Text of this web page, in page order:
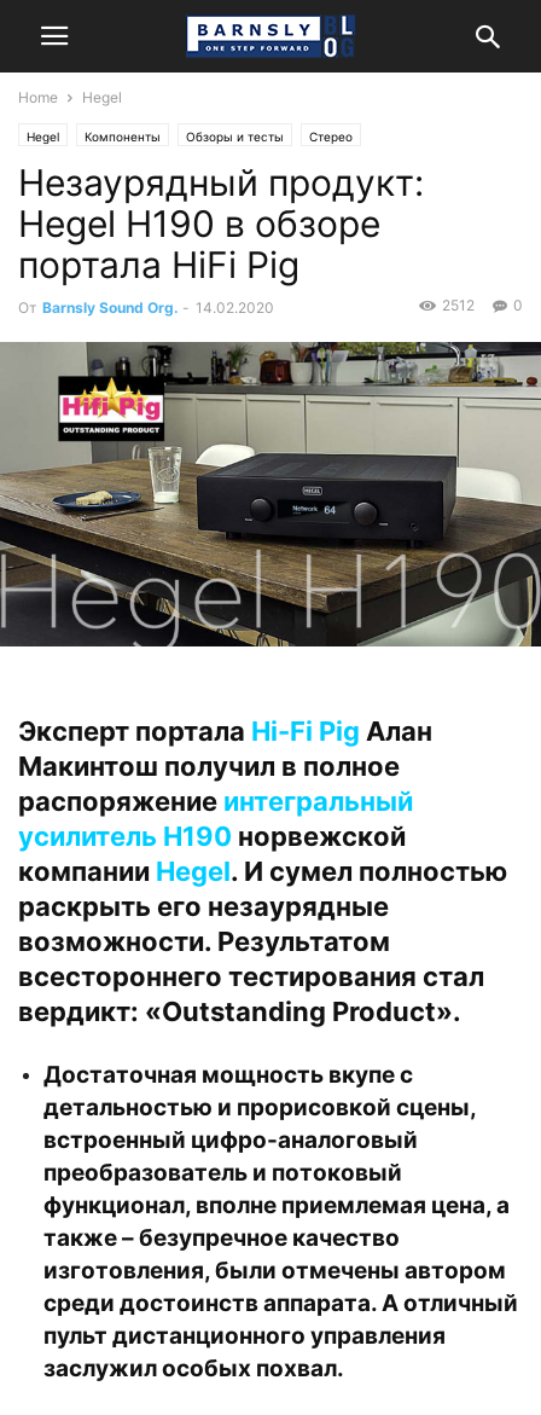
Home Hegel
Hegel Компоненты Обзоры и тесты Стерео
Незаурядный продукт:
Hegel H190 в обзоре
портала HiFi Pig
От Barnsly Sound Org. - 14.02.2020 0
2512
Эксперт портала Hi-Fi Pig Алан
Макинтош получил в полное
распоряжение интегральный
усилитель H190 норвежской
компании Hegel. И сумел полностью
раскрыть его незаурядные
возможности. Результатом
всестороннего тестирования стал
вердикт: «Outstanding Product».
Достаточная мощность вкупе с
детальностью и прорисовкой сцены,
встроенный цифро-аналоговый
преобразователь и потоковый
функционал, вполне приемлемая цена, а
также – безупречное качество
изготовления, были отмечены автором
среди достоинств аппарата. А отличный
пульт дистанционного управления
заслужил особых похвал.